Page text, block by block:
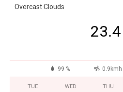
Overcast Clouds
23.4
99 % 0.9kmh
TUE WED THU